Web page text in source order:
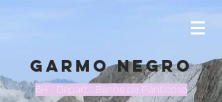
Garmo Negro
6H : Départ : Banos de Panticosa